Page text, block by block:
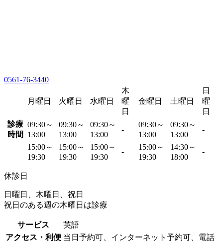
0561-76-3440
月曜日 火曜日 水曜日
木
曜
日
金曜日 土曜日
日
曜
日
診療
時間
09:30～
13:00
09:30～
13:00
09:30～
13:00
-
09:30～
13:00
09:30～
13:00
-
15:00～
19:30
15:00～
19:30
15:00～
19:30
-
15:00～
19:30
14:30～
18:00
-
休診日
日曜日、木曜日、祝日
祝日のある週の木曜日は診療
サービス
英語
アクセス・利便 当日予約可、インターネット予約可、電話